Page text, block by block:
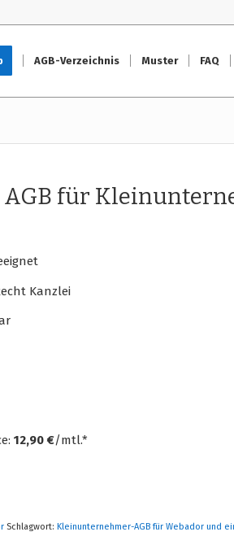
AGB-Verzeichnis Muster FAQ
für
Kanzlei
12,90 €/mtl.*
Schlagwort:Kleinunternehmer-AGB für Webador und